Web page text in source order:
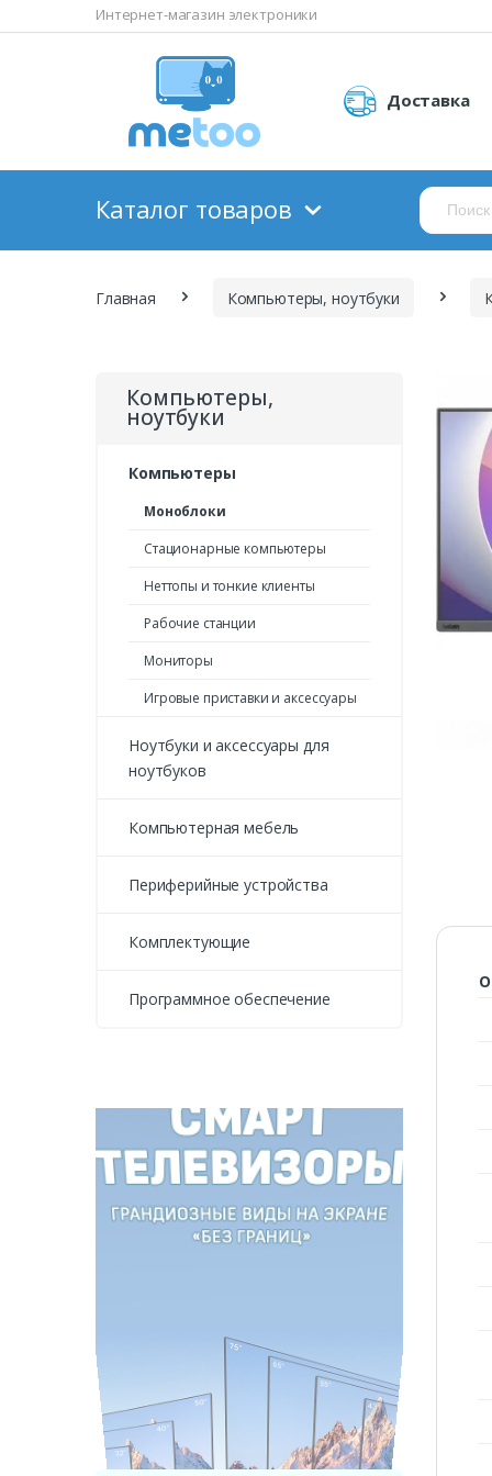
Интернет-магазин электроники
Доставка
Каталог товаров
Главная Компьютеры, ноутбуки
Компьютеры,
ноутбуки
Компьютеры
Моноблоки
Стационарные компьютеры
Неттопы и тонкие клиенты
Рабочие станции
Мониторы
Игровые приставки и аксессуары
Ноутбуки и аксессуары для
ноутбуков
Компьютерная мебель
Периферийные устройства
Комплектующие
Программное обеспечение